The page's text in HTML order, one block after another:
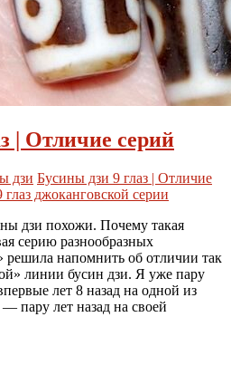
| Отличие серий
дзи Бусины дзи 9 глаз | Отличие
джоканговской серии
дзи похожи. Почему такая
серию разнообразных
решила напомнить об отличии так
линии бусин дзи. Я уже пару
лет 8 назад на одной из
пару лет назад на своей